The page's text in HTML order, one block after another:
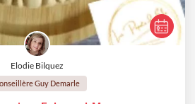
Elodie Bilquez
Guy Demarle